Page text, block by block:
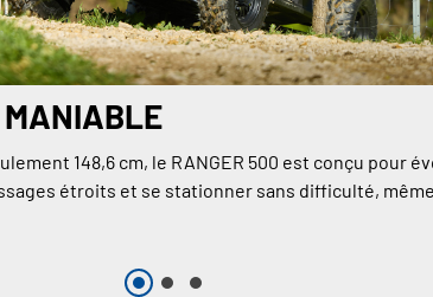
MANIABLE
148,6 cm, le RANGER 500 est conçu pour
étroits et se stationner sans difficulté,